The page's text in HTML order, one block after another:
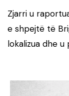
Zjarri u
e shpejtë të
lokalizua dhe u